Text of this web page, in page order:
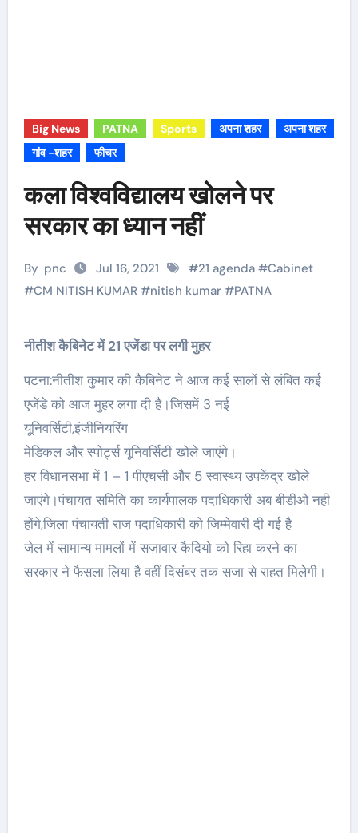
Big News PATNA Sports अपना शहर
अपना शहर
गांव -शहर
फीचर
कला विश्वविद्यालय खोलने पर
सरकार का ध्यान नहीं
By pnc Jul 16, 2021 #21 agenda #Cabinet
#CM NITISH KUMAR#nitish kumar#PATNA
नीतीश कैबिनेट में 21 एजेंडा पर लगी मुहर
पटना:नीतीश कुमार की कैबिनेट ने आज कई सालों से लंबित कई
एजेंडे को आज मुहर लगा दी है।जिसमें 3 नई
यूनिवर्सिटी,इंजीनियरिंग
मेडिकल और स्पोर्ट्स यूनिवर्सिटी खोले जाएंगे।
हर विधानसभा में 1 – 1 पीएचसी और 5 स्वास्थ्य उपकेंद्र खोले
जाएंगे।पंचायत समिति का कार्यपालक पदाधिकारी अब बीडीओ नही
होंगे,जिला पंचायती राज पदाधिकारी को जिम्मेवारी दी गई है
जेल में सामान्य मामलों में सज़ावार कैदियो को रिहा करने का
सरकार ने फैसला लिया है वहीं दिसंबर तक सजा से राहत मिलेेगी।